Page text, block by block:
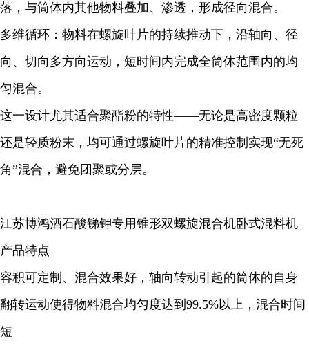
落，与筒体内其他物料叠加、渗透，形成径向混合。
多维循环：物料在螺旋叶片的持续推动下，沿轴向、径
向、切向多方向运动，短时间内完成全筒体范围内的均
匀混合。
这一设计尤其适合聚酯粉的特性——无论是高密度颗粒
还是轻质粉末，均可通过螺旋叶片的精准控制实现“无死
角”混合，避免团聚或分层。
江苏博鸿酒石酸锑钾专用锥形双螺旋混合机卧式混料机
产品特点
容积可定制、混合效果好，轴向转动引起的筒体的自身
翻转运动使得物料混合均匀度达到99.5%以上，混合时间
短